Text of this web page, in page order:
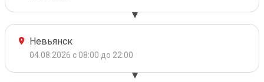
Невьянск
04.08.2026 с 08:00 до 22:00